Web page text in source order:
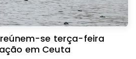
reúnem-se terça-feira
em Ceuta